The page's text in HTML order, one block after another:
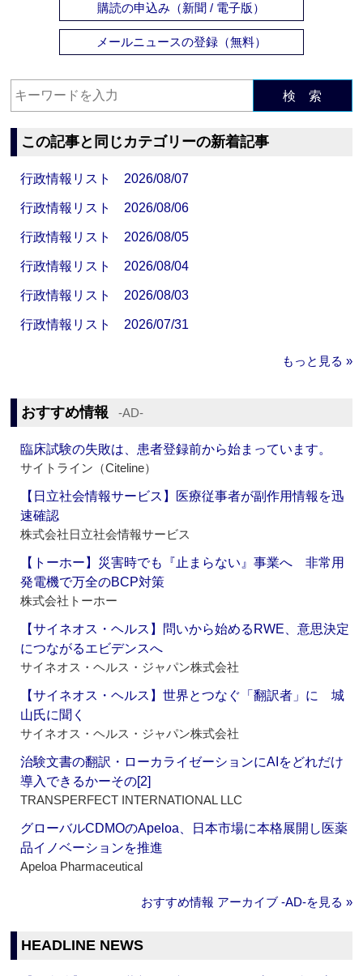
購読の申込み（新聞 / 電子版）
メールニュースの登録（無料）
検 索
この記事と同じカテゴリーの新着記事
行政情報リスト 2026/08/07
行政情報リスト 2026/08/06
行政情報リスト 2026/08/05
行政情報リスト 2026/08/04
行政情報リスト 2026/08/03
行政情報リスト 2026/07/31
もっと見る »
おすすめ情報 ‐AD‐
臨床試験の失敗は、患者登録前から始まっています。
サイトライン（Citeline）
【日立社会情報サービス】医療従事者が副作用情報を迅
速確認
株式会社日立社会情報サービス
【トーホー】災害時でも『止まらない』事業へ 非常用
発電機で万全のBCP対策
株式会社トーホー
【サイネオス・ヘルス】問いから始めるRWE、意思決定
につながるエビデンスへ
サイネオス・ヘルス・ジャパン株式会社
【サイネオス・ヘルス】世界とつなぐ「翻訳者」に 城
山氏に聞く
サイネオス・ヘルス・ジャパン株式会社
治験文書の翻訳・ローカライゼーションにAIをどれだけ
導入できるかーその[2]
TRANSPERFECT INTERNATIONAL LLC
グローバルCDMOのApeloa、日本市場に本格展開し医薬
品イノベーションを推進
Apeloa Pharmaceutical
おすすめ情報 アーカイブ ‐AD‐を見る »
HEADLINE NEWS